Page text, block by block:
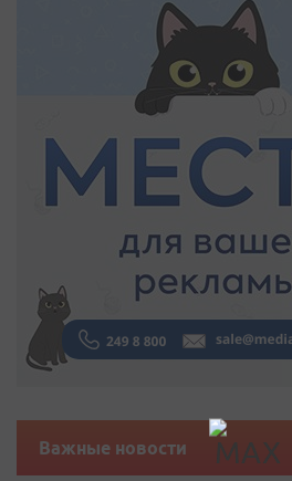
Важные новости